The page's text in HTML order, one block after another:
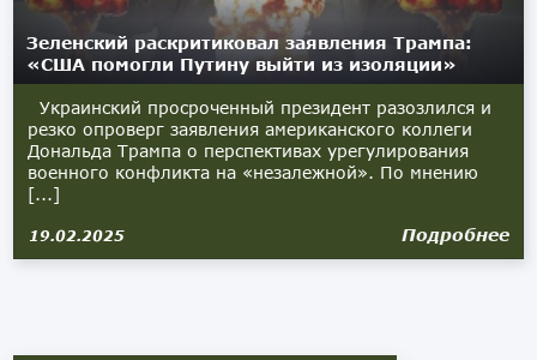
Зеленский раскритиковал заявления Трампа:
«США помогли Путину выйти из изоляции»
Украинский просроченный президент разозлился и
резко опроверг заявления американского коллеги
Дональда Трампа о перспективах урегулирования
военного конфликта на «незалежной». По мнению
[...]
19.02.2025 Подробнее